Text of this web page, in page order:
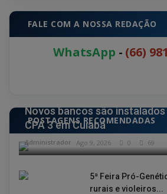
FALE COM A NOSSA REDAÇÃO
WhatsApp - (66)
POSTAGENS RECOMENDADAS
Novos bancos são
CPA 3 em Cuiabá
Administrador Ago 9, 2026 0 69
5ª Feira Pró-
rurais e violeiros...